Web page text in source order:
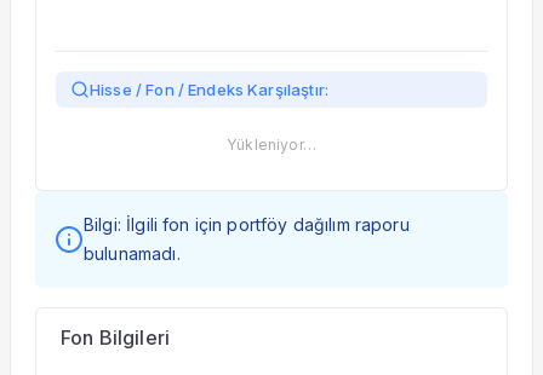
Hisse / Fon / Endeks Karşılaştır:
Yükleniyor…
Bilgi: İlgili fon için portföy dağılım raporu
bulunamadı.
Fon Bilgileri